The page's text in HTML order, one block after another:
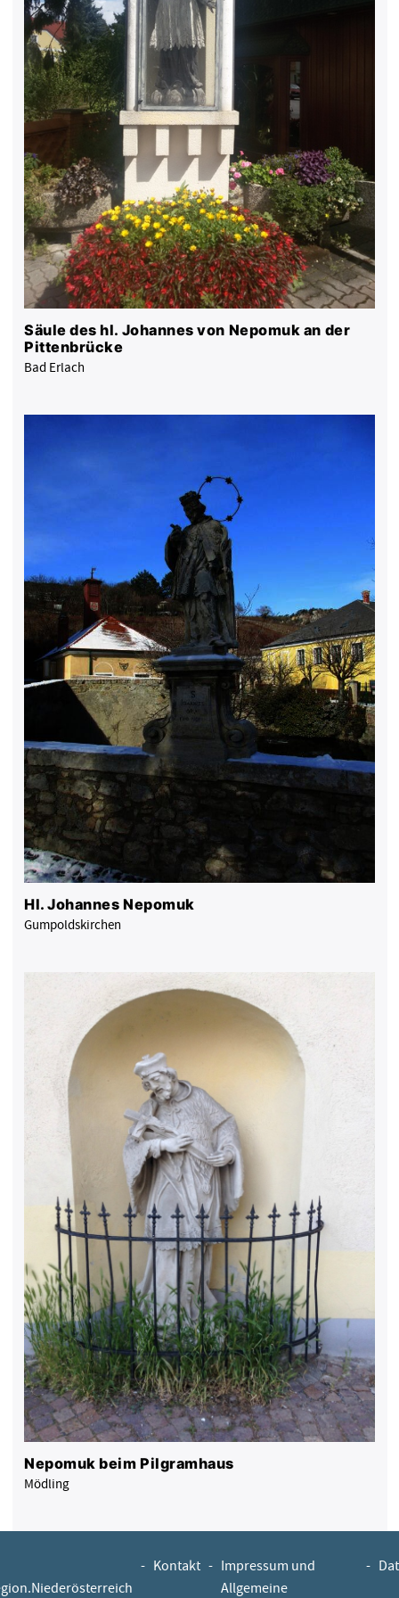
Säule des hl. Johannes von Nepomuk an der
Pittenbrücke
Bad Erlach
Hl. Johannes Nepomuk
Gumpoldskirchen
Nepomuk beim Pilgramhaus
Mödling
- Kontakt - Impressum und
Allgemeine
-